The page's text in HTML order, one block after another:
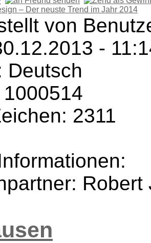
von
-
Deutsch
2311
Robert